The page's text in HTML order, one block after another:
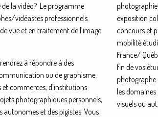
la vidéo? Le programme
vidéastes professionnels
vue et en traitement de l’image
à répondre à des
ou de graphisme,
et commerces, d’institutions
photographiques personnels,
et des pigistes. Vous
exposition
concours et
mobilité
France/
fin de vos
photographe
les
visuels ou